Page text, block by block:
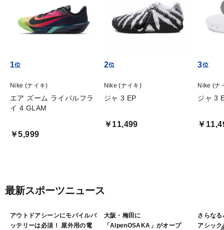
1
Nike (ナイキ)
エア ズーム ライバルフラ
イ 4 GLAM
￥5,999
2
Nike (ナイキ)
ジャ 3 EP
￥11,499
3
Nike (ナ
ジャ 3
￥
最新スポーツニュース
アウトドアシーンにモバイルバ
ッテリーは必須！ 屋外用の電
大阪・梅田に
「AlpenOSAKA」がオープ
さらな
アシッ